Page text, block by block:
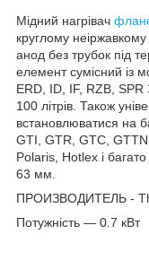
Мідний нагрівач
круглому
анод без трубок під
елемент сумісний із
ERD, ID, IF, RZB,
100 літрів. Також
встановлюватися на
GTI, GTR, GTC, GTTN,
Polaris, Hotlex і
63 мм.
ПРОИЗВОДИТЕЛЬ -
Потужність — 0.7 кВт